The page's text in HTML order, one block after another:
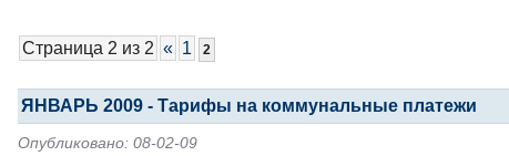
Страница 2 из 2 « 1 2
ЯНВАРЬ 2009 - Тарифы на коммунальные платежи
Опубликовано: 08-02-09